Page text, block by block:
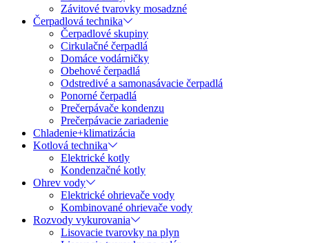
Závitové tvarovky mosadzné
Čerpadlová technika
Čerpadlové skupiny
Cirkulačné čerpadlá
Domáce vodárničky
Obehové čerpadlá
Odstredivé a samonasávacie čerpadlá
Ponorné čerpadlá
Prečerpávače kondenzu
Prečerpávacie zariadenie
Chladenie+klimatizácia
Kotlová technika
Elektrické kotly
Kondenzačné kotly
Ohrev vody
Elektrické ohrievače vody
Kombinované ohrievače vody
Rozvody vykurovania
Lisovacie tvarovky na plyn